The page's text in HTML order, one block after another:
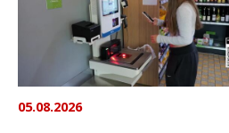
05.08.2026